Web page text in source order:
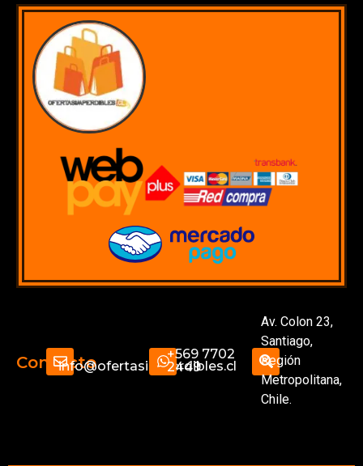
Contactoinfo@ofertasimperdibles.cl
+569 7702
2449
Av. Colon 23,
Santiago,
Región
Metropolitana,
Chile.